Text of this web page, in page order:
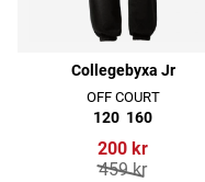
Collegebyxa Jr
OFF COURT
120 160
200 kr
459 kr